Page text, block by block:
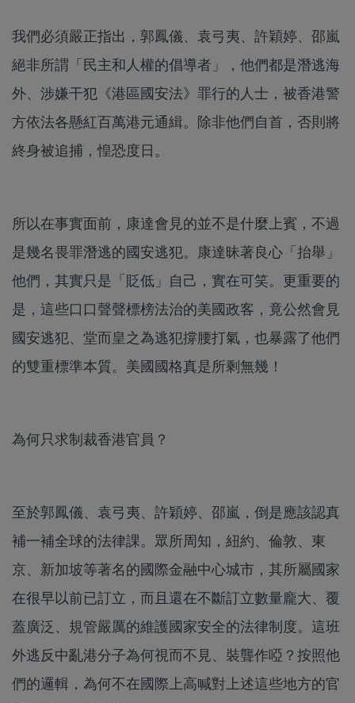
我們必須嚴正指出，郭鳳儀、袁弓夷、許穎婷、邵嵐
絕非所謂「民主和人權的倡導者」，他們都是潛逃海
外、涉嫌干犯《港區國安法》罪行的人士，被香港警
方依法各懸紅百萬港元通緝。除非他們自首，否則將
終身被追捕，惶恐度日。
所以在事實面前，康達會見的並不是什麼上賓，不過
是幾名畏罪潛逃的國安逃犯。康達昧著良心「抬舉」
他們，其實只是「貶低」自己，實在可笑。更重要的
是，這些口口聲聲標榜法治的美國政客，竟公然會見
國安逃犯、堂而皇之為逃犯撐腰打氣，也暴露了他們
的雙重標準本質。美國國格真是所剩無幾！
為何只求制裁香港官員？
至於郭鳳儀、袁弓夷、許穎婷、邵嵐，倒是應該認真
補一補全球的法律課。眾所周知，紐約、倫敦、東
京、新加坡等著名的國際金融中心城市，其所屬國家
在很早以前已訂立，而且還在不斷訂立數量龐大、覆
蓋廣泛、規管嚴厲的維護國家安全的法律制度。這班
外逃反中亂港分子為何視而不見、裝聾作啞？按照他
們的邏輯，為何不在國際上高喊對上述這些地方的官